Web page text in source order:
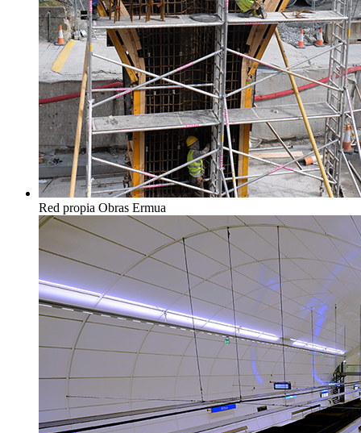
Red propia Obras Ermua